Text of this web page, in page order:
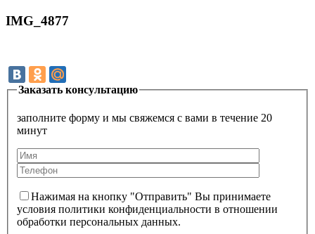
IMG_4877
Заказать консультацию
заполните форму и мы свяжемся с вами в течение 20
минут
Нажимая на кнопку "Отправить" Вы принимаете
условия политики конфиденциальности в отношении
обработки персональных данных.